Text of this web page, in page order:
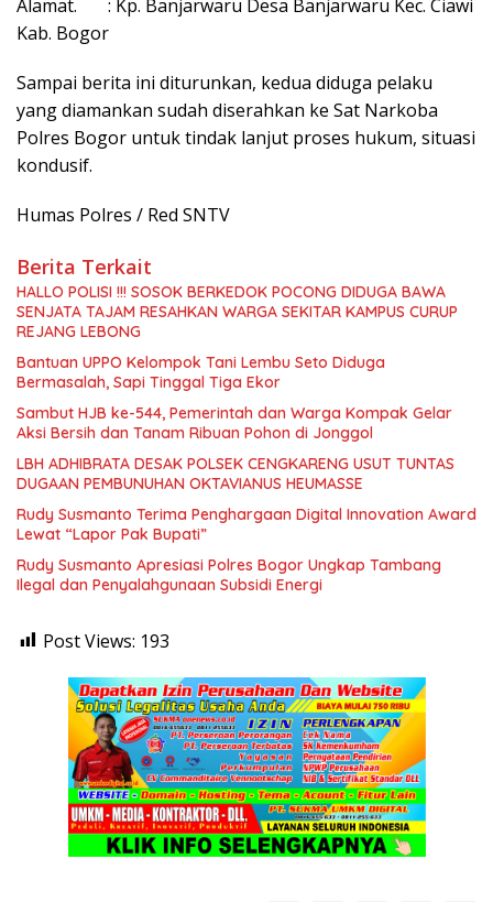
Alamat. : Kp. Banjarwaru Desa Banjarwaru Kec. Ciawi
Kab. Bogor
Sampai berita ini diturunkan, kedua diduga pelaku
yang diamankan sudah diserahkan ke Sat Narkoba
Polres Bogor untuk tindak lanjut proses hukum, situasi
kondusif.
Humas Polres / Red SNTV
Berita Terkait
HALLO POLISI !!! SOSOK BERKEDOK POCONG DIDUGA BAWA
SENJATA TAJAM RESAHKAN WARGA SEKITAR KAMPUS CURUP
REJANG LEBONG
Bantuan UPPO Kelompok Tani Lembu Seto Diduga
Bermasalah, Sapi Tinggal Tiga Ekor
Sambut HJB ke-544, Pemerintah dan Warga Kompak Gelar
Aksi Bersih dan Tanam Ribuan Pohon di Jonggol
LBH ADHIBRATA DESAK POLSEK CENGKARENG USUT TUNTAS
DUGAAN PEMBUNUHAN OKTAVIANUS HEUMASSE
Rudy Susmanto Terima Penghargaan Digital Innovation Award
Lewat “Lapor Pak Bupati”
Rudy Susmanto Apresiasi Polres Bogor Ungkap Tambang
Ilegal dan Penyalahgunaan Subsidi Energi
Post Views: 193